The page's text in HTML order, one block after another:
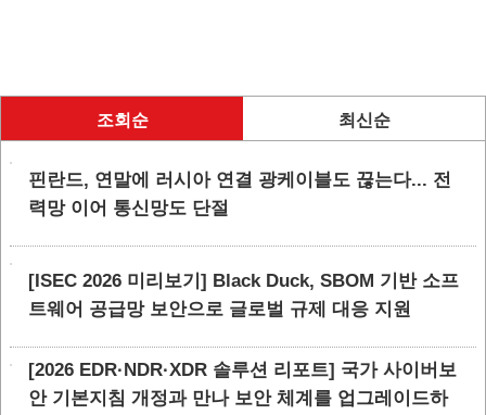
조회순 최신순
핀란드, 연말에 러시아 연결 광케이블도 끊는다... 전
력망 이어 통신망도 단절
[ISEC 2026 미리보기] Black Duck, SBOM 기반 소프
트웨어 공급망 보안으로 글로벌 규제 대응 지원
[2026 EDR·NDR·XDR 솔루션 리포트] 국가 사이버보
안 기본지침 개정과 만나 보안 체계를 업그레이드하